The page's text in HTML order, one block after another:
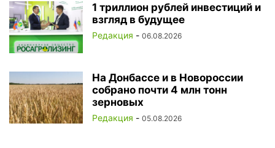
1 триллион рублей инвестиций и
взгляд в будущее
Редакция - 06.08.2026
На Донбассе и в Новороссии
собрано почти 4 млн тонн
зерновых
Редакция - 05.08.2026